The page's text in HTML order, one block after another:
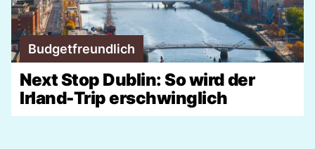
Budgetfreundlich
Next Stop Dublin: So wird der
Irland-Trip erschwinglich